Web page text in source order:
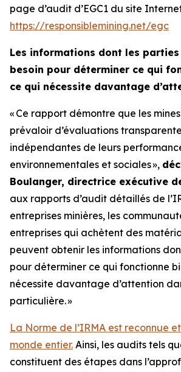
page d’audit d’EGC1 du site
https://responsiblemining.net/egc
Les informations dont les
besoin pour déterminer ce qui
ce qui nécessite davantage
« Ce rapport démontre que les
prévaloir d’évaluations
indépendantes de leurs
environnementales et sociales»,
Boulanger, directrice exécutive
aux rapports d’audit détaillés de
entreprises minières, les
entreprises qui achètent des
peuvent obtenir les informations
pour déterminer ce qui fonctionne
nécessite davantage d’attention
particulière.»
La Norme de l’IRMA est reconnue
monde entier. Ainsi, les audits tels
constituent des étapes dans